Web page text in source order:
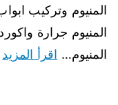
المنيوم وتركيب
المنيوم جرارة
المنيوم… اقرأ المزيد